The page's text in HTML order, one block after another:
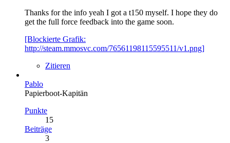
Thanks for the info yeah I got a t150 myself. I hope they do
get the full force feedback into the game soon.
[Blockierte Grafik:
http://steam.mmosvc.com/76561198115595511/v1.png]
Zitieren
Pablo
Papierboot-Kapitän
Punkte
15
Beiträge
3